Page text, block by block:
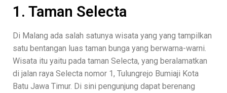
1. Taman Selecta
Di Malang ada salah satunya wisata yang yang tampilkan
satu bentangan luas taman bunga yang berwarna-warni.
Wisata itu yaitu pada taman Selecta, yang beralamatkan
di jalan raya Selecta nomor 1, Tulungrejo Bumiaji Kota
Batu Jawa Timur. Di sini pengunjung dapat berenang